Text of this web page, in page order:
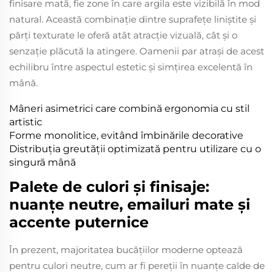
finisare mată, fie zone în care argila este vizibilă în mod
natural. Această combinație dintre suprafețe liniștite și
părți texturate le oferă atât atracție vizuală, cât și o
senzație plăcută la atingere. Oamenii par atrași de acest
echilibru între aspectul estetic și simțirea excelentă în
mână.
Mâneri asimetrici care combină ergonomia cu stil
artistic
Forme monolitice, evitând îmbinările decorative
Distribuția greutății optimizată pentru utilizare cu o
singură mână
Palete de culori și finisaje:
nuanțe neutre, emailuri mate și
accente puternice
În prezent, majoritatea bucățiilor moderne optează
pentru culori neutre, cum ar fi pereții în nuanțe calde de